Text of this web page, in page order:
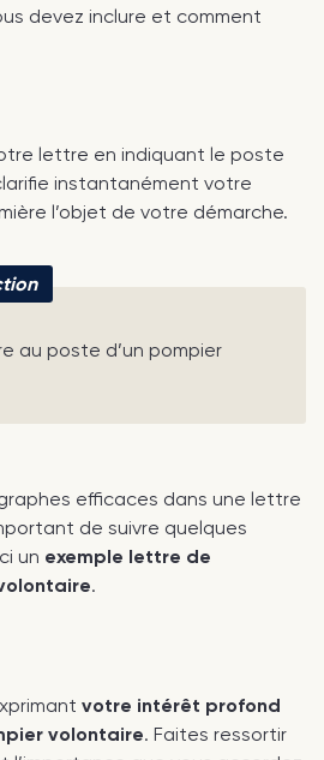
devez inclure et comment
lettre en indiquant le poste
instantanément votre
l’objet de votre démarche.
au poste d’un pompier
efficaces dans une lettre
de suivre quelques
un exemple lettre de
.
votre intérêt profond
volontaire. Faites ressortir